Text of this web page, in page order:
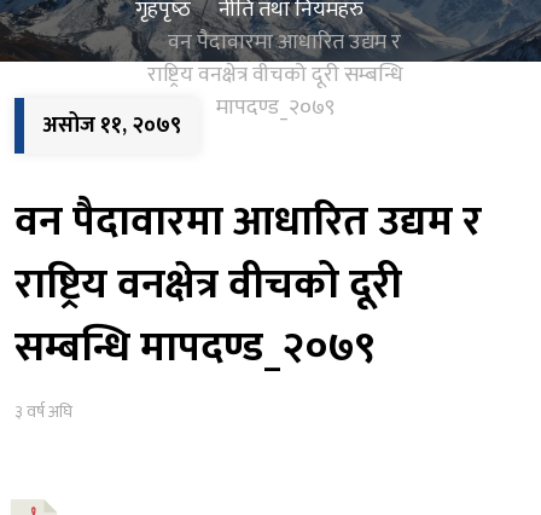
गृहपृष्‍ठ
नीति तथा नियमहरु
वन पैदावारमा आधारित उद्यम र
राष्ट्रिय वनक्षेत्र वीचको दूरी सम्बन्धि
मापदण्ड_२०७९
असोज ११, २०७९
वन पैदावारमा आधारित उद्यम र
राष्ट्रिय वनक्षेत्र वीचको दूरी
सम्बन्धि मापदण्ड_२०७९
३ वर्ष अघि